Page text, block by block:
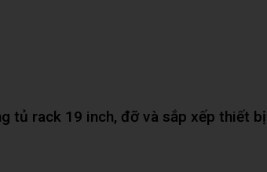
tủ rack 19 inch, đỡ và sắp xếp thiết